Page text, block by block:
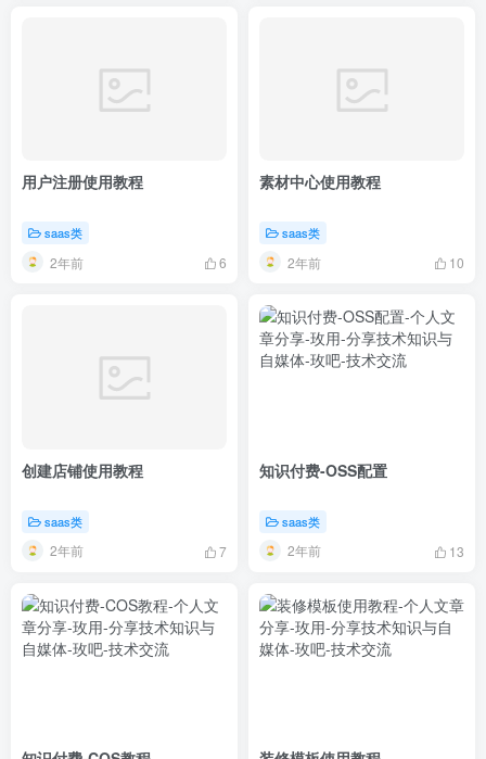
用户注册使用教程
saas类
2年前 6
素材中心使用教程
saas类
2年前 10
创建店铺使用教程
saas类
2年前 7
知识付费-OSS配置
saas类
2年前 13